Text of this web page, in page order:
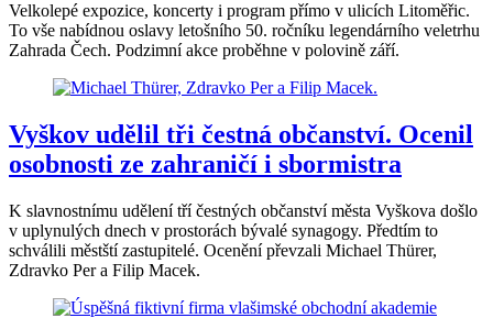
Velkolepé expozice, koncerty i program přímo v ulicích Litoměřic.
To vše nabídnou oslavy letošního 50. ročníku legendárního veletrhu
Zahrada Čech. Podzimní akce proběhne v polovině září.
Vyškov udělil tři čestná občanství. Ocenil
osobnosti ze zahraničí i sbormistra
K slavnostnímu udělení tří čestných občanství města Vyškova došlo
v uplynulých dnech v prostorách bývalé synagogy. Předtím to
schválili městští zastupitelé. Ocenění převzali Michael Thürer,
Zdravko Per a Filip Macek.